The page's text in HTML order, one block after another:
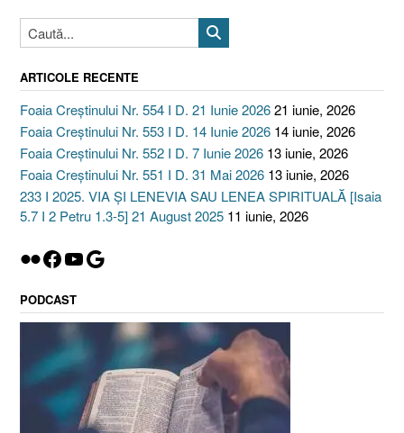
20
Aprilie
2025”
ARTICOLE RECENTE
Foaia Creștinului Nr. 554 I D. 21 Iunie 202621 iunie, 2026
Foaia Creștinului Nr. 553 I D. 14 Iunie 2026 14 iunie, 2026
Foaia Creștinului Nr. 552 I D. 7 Iunie 2026 13 iunie, 2026
Foaia Creștinului Nr. 551 I D. 31 Mai 2026 13 iunie, 2026
233 I 2025. VIA ȘI LENEVIA SAU LENEA SPIRITUALĂ [Isaia
5.7 I 2 Petru 1.3-5] 21 August 2025 11 iunie, 2026
Flickr
Facebook
YouTube
Google
PODCAST